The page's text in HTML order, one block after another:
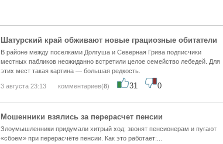
Шатурский край обживают новые грациозные обитатели
В районе между поселками Долгуша и Северная Грива подписчики
местных пабликов неожиданно встретили целое семейство лебедей. Для
этих мест такая картина — большая редкость.
3 августа 23:13 комментариев(8) 31 0
Мошенники взялись за перерасчет пенсии
Злоумышленники придумали хитрый ход: звонят пенсионерам и пугают
«сбоем» при перерасчёте пенсии. Как это работает:...